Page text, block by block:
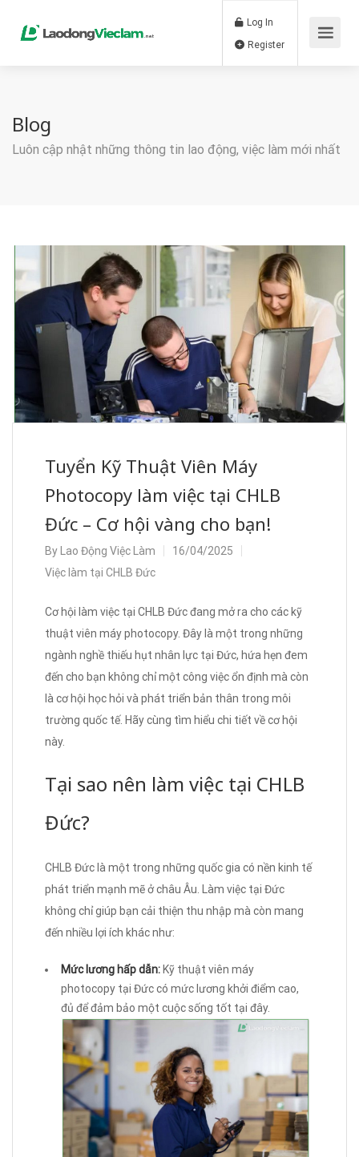
Log In
Blog
Luôn cập nhật những thông tin lao động, việc làm mới nhất
Tuyển Kỹ Thuật Viên Máy
Photocopy làm việc tại CHLB
Đức – Cơ hội vàng cho bạn!
By Lao Động Việc Làm
16/04/2025
Việc làm tại CHLB Đức
Cơ hội làm việc tại CHLB Đức đang mở ra cho các kỹ
thuật viên máy photocopy. Đây là một trong những
ngành nghề thiếu hụt nhân lực tại Đức, hứa hẹn đem
đến cho bạn không chỉ một công việc ổn định mà còn
là cơ hội học hỏi và phát triển bản thân trong môi
trường quốc tế. Hãy cùng tìm hiểu chi tiết về cơ hội
này.
Tại sao nên làm việc tại CHLB
Đức?
CHLB Đức là một trong những quốc gia có nền kinh tế
phát triển mạnh mẽ ở châu Âu. Làm việc tại Đức
không chỉ giúp bạn cải thiện thu nhập mà còn mang
đến nhiều lợi ích khác như:
Mức lương hấp dẫn: Kỹ thuật viên máy
photocopy tại Đức có mức lương khởi điểm cao,
đủ để đảm bảo một cuộc sống tốt tại đây.